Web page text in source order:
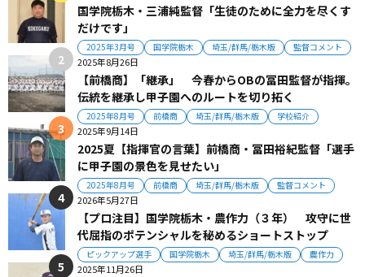
国学院栃木・三浦純監督「生徒のために全力を尽くす
だけです」
2025年3月号 国学院栃木 埼玉/群馬/栃木版 監督コメント
2025年8月26日
【前橋商】「継承」 今春からOBの冨田監督が指揮。
伝統を継承し甲子園へのルートを切り拓く
2025年8月号 前橋商 埼玉/群馬/栃木版 学校紹介
2025年9月14日
2025夏【指揮官の言葉】前橋商・冨田裕紀監督「選手
に甲子園の景色を見せたい」
2025年8月号 前橋商 埼玉/群馬/栃木版 監督コメント
2026年5月27日
【プロ注目】国学院栃木・農作力（３年） 攻守に世
代屈指のポテンシャルを秘めるショートストップ
ピックアップ選手 国学院栃木 埼玉/群馬/栃木版 農作力
2025年11月26日